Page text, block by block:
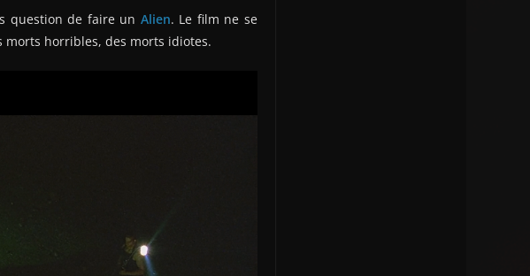
question de faire un Alien. Le film ne se
morts horribles, des morts idiotes.